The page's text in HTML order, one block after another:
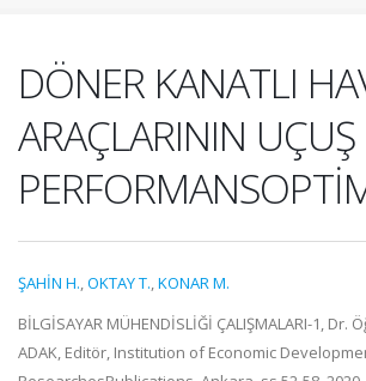
DÖNER KANATLI
ARAÇLARININ UÇUŞ
ŞAHİN H.,OKTAY T.,KONAR M.
BİLGİSAYAR MÜHENDİSLİĞİ ÇALIŞMALARI-1, Dr.
ADAK, Editör, Institution of Economic